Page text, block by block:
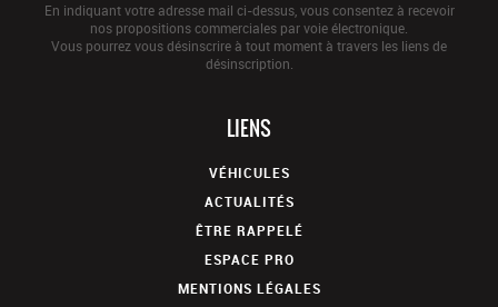
En indiquant votre adresse mail ci-dessus, vous consentez à recevoir
nos propositions commerciales par voie électronique.
Vous pourrez vous désinscrire à tout moment à travers les liens de
désinscription.
LIENS
VÉHICULES
ACTUALITÉS
ÊTRE RAPPELÉ
ESPACE PRO
MENTIONS LÉGALES